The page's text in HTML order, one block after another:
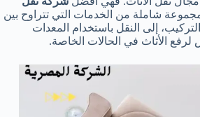
شاملة من الخدمات التي تتراوح بين
إلى النقل باستخدام المعدات
لرفع الأثاث في الحالات الخاصة.